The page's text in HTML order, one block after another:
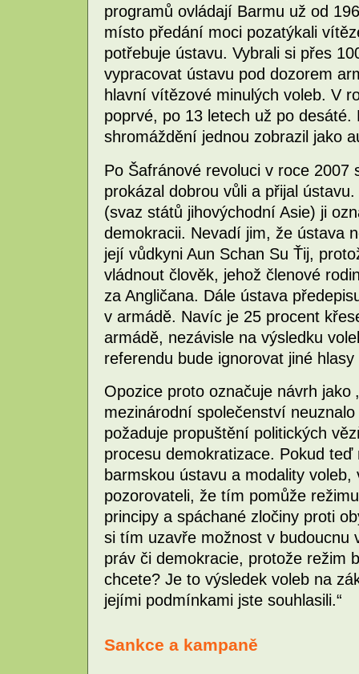
programů ovládají Barmu už od
místo předání moci pozatýkali
potřebuje ústavu. Vybrali si přes
vypracovat ústavu pod dozorem
hlavní vítězové minulých voleb. V
poprvé, po 13 letech už po
shromáždění jednou zobrazil jako
Po Šafránové revoluci v roce 2007
prokázal dobrou vůli a přijal
(svaz států jihovýchodní Asie) ji
demokracii. Nevadí jim, že ústava
její vůdkyni Aun Schan Su Ťij,
vládnout člověk, jehož členové
za Angličana. Dále ústava
v armádě. Navíc je 25 procent
armádě, nezávisle na výsledku
referendu bude ignorovat jiné
Opozice proto označuje návrh jako
mezinárodní společenství
požaduje propuštění politických
procesu demokratizace. Pokud
barmskou ústavu a modality
pozorovateli, že tím pomůže
principy a spáchané zločiny proti
si tím uzavře možnost v budoucnu
práv či demokracie, protože režim
chcete? Je to výsledek voleb na
jejími podmínkami jste souhlasili.“
Sankce a kampaně